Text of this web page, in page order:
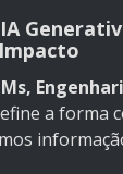
a forma